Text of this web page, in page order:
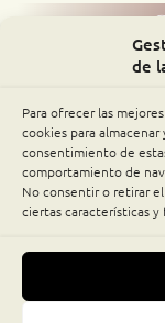
de
Para ofrecer las
cookies para
consentimiento de
comportamiento de
No consentir o retirar
ciertas características y
Comic Rocket
Piperka